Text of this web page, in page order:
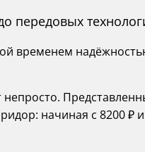
передовых
временем
начиная с 8200 ₽ и